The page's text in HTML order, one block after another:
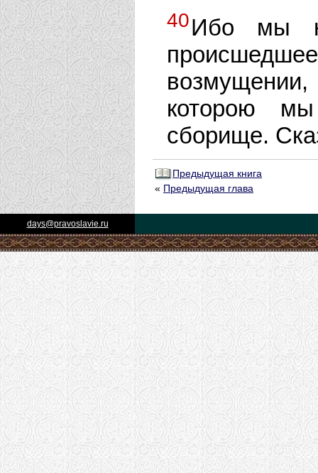
40Ибо мы
которою
сборище.
Предыдущая книга
« Предыдущая глава
days@pravoslavie.ru